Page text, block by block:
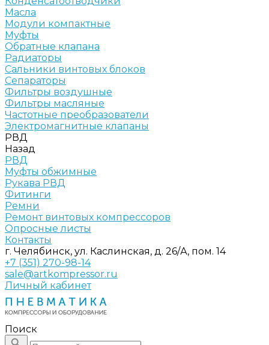
Масла
Модули компактные
Муфты
Обратные клапана
Радиаторы
Сальники винтовых блоков
Сепараторы
Фильтры воздушные
Фильтры масляные
Частотные преобразователи
Электромагнитные клапаны
РВД
Назад
РВД
Муфты обжимные
Рукава РВД
Фитинги
Ремни
Ремонт винтовых компрессоров
Опросные листы
Контакты
г. Челябинск, ул. Каслинская, д. 26/А, пом. 14
+7 (351) 270-98-14
sale@artkompressor.ru
Личный кабинет
Поиск